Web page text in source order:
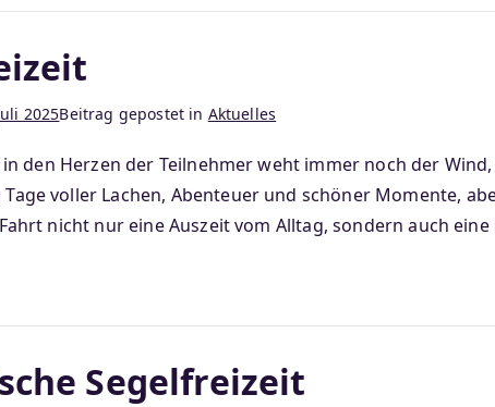
2025Beitrag gepostet in Aktuelles
den Herzen der Teilnehmer weht immer noch der
voller Lachen, Abenteuer und schöner Momente,
nicht nur eine Auszeit vom Alltag, sondern auch
Segelfreizeit